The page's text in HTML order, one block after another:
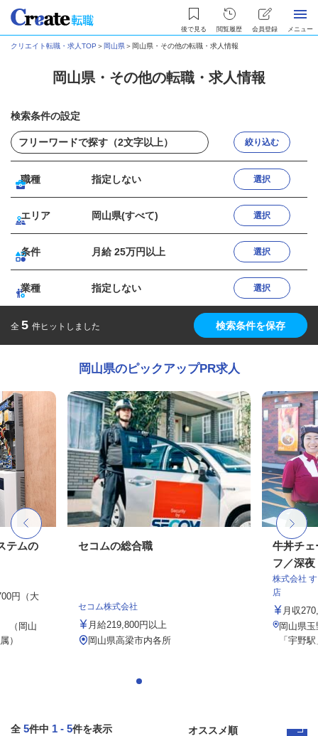
後で見る 閲覧履歴 会員登録 メニュー
クリエイト転職・求人TOP ＞ 岡山県＞ 岡山県・その他の転職・求人情報
岡山県・その他の転職・求人情報
検索条件の設定
絞り込む
職種 指定しない 選択
エリア 岡山県(すべて) 選択
条件 月給 25万円以上 選択
業種 指定しない 選択
全 5 件ヒットしました 検索条件を保存
岡山県のピックアップPR求人
テムの
円（大
（岡山
）
セコムの総合職
セコム株式会社
月給219,800円以上
岡山県高梁市内各所
牛丼チェ
フ／深夜
株式会社
店
月収
岡山県玉
「宇野
全 5件中 1 - 5件を表示